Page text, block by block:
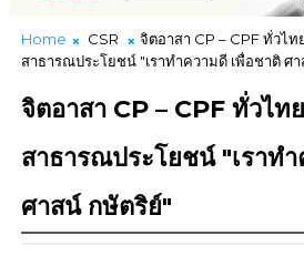
Home CSR
จิตอาสา CP – CPF ทั่วไ
สาธารณประโยชน์ "เราทำความดี เพื่อชาติ ศ
จิตอาสา CP – CPF ทั่วไ
สาธารณประโยชน์ "เราท
ศาสน์ กษัตริย์"